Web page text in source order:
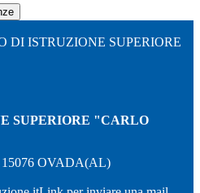
DI ISTRUZIONE SUPERIORE
SUPERIORE "CARLO
OVADA(AL)